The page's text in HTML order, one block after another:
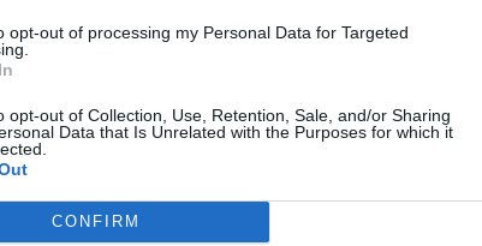
opt-out of processing my Personal Data for Targeted
opt-out of Collection, Use, Retention, Sale, and/or Sharing
Data that Is Unrelated with the Purposes for which it
CONFIRM